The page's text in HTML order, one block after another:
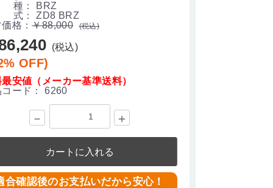
： BRZ
： ZD8 BRZ
格：￥88,000 (税込)
(税込)
OFF)
安値（メーカー基準送料）
コード：6260
－ ＋
カートに入れる
合確認後のお支払いだから安心！